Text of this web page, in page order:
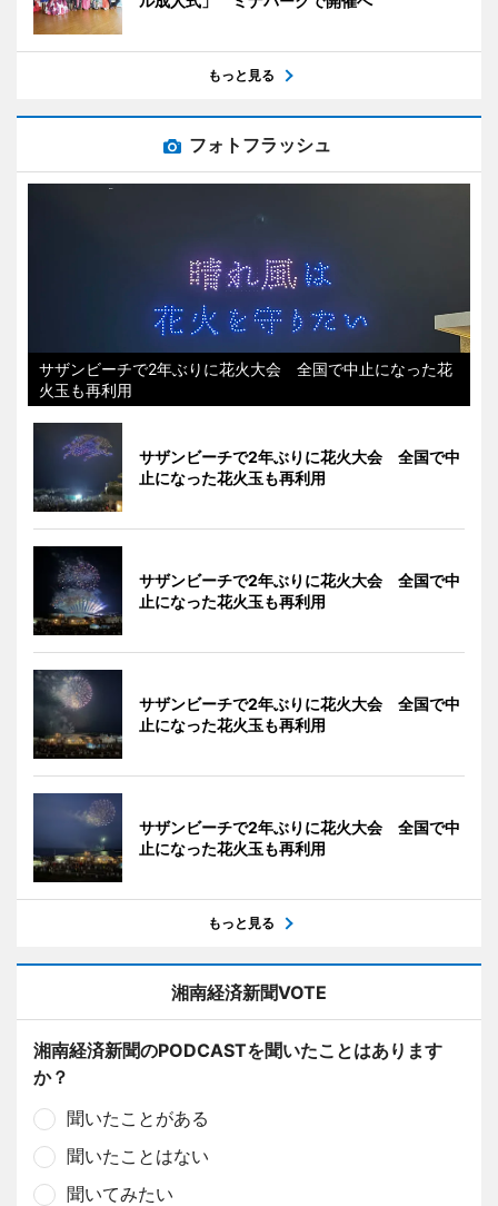
もっと見る
フォトフラッシュ
サザンビーチで2年ぶりに花火大会 全国で中止になった花
火玉も再利用
サザンビーチで2年ぶりに花火大会 全国で中
止になった花火玉も再利用
サザンビーチで2年ぶりに花火大会 全国で中
止になった花火玉も再利用
サザンビーチで2年ぶりに花火大会 全国で中
止になった花火玉も再利用
サザンビーチで2年ぶりに花火大会 全国で中
止になった花火玉も再利用
もっと見る
湘南経済新聞VOTE
湘南経済新聞のPODCASTを聞いたことはあります
か？
聞いたことがある
聞いたことはない
聞いてみたい